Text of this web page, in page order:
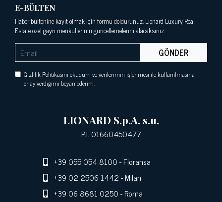
E-BÜLTEN
Haber bültenine kayıt olmak için formu doldurunuz. Lionard Luxury Real
Estate özel gayri menkullerinin güncellemelerini alacaksınız.
GÖNDER
Gizlilik Politikasını okudum ve verilerimin işlenmesi ile kullanılmasına
onay verdiğimi beyan ederim.
LIONARD S.p.A. s.u.
P.I. 01660450477
+39 055 054 8100- Floransa
+39 02 2506 1442- Milan
+39 06 8681 0250- Roma